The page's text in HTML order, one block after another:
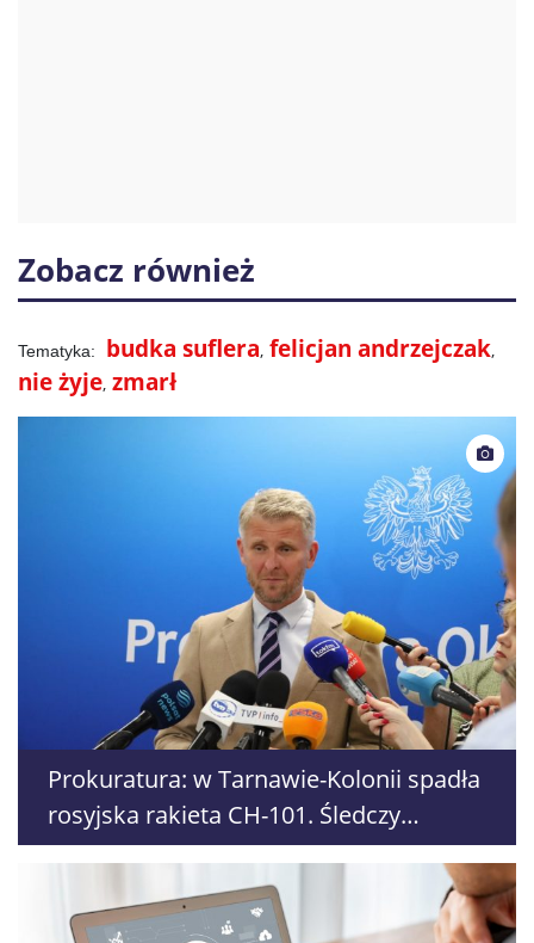
Zobacz również
budka suflera felicjan andrzejczak
nie żyje zmarł
Prokuratura: w Tarnawie-Kolonii spadła
rosyjska rakieta CH-101. Śledczy
zabezpieczyli elementy napędu i